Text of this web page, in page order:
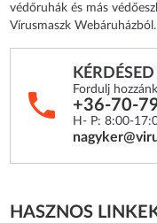
védőruhák és más
Vírusmaszk Webáruházból.
Fordulj
+36-70-
H- P: 8:00-
HASZNOS